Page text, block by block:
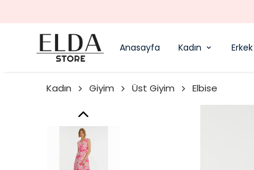
Anasayfa Kadın Erkek
Kadın Giyim Üst Giyim Elbise